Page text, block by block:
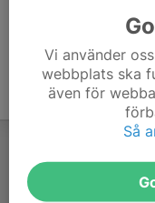
Vi använder
webbplats ska
även för
Så